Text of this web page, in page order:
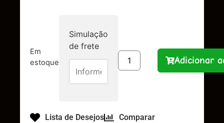
Em
estoque
Simulação
de frete
Adicionar
Lista de Desejos Comparar